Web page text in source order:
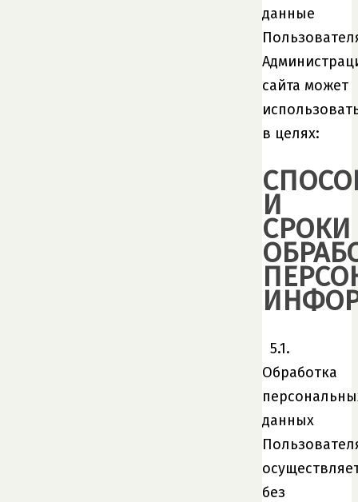
данные
сайта может
в целях:
И
СРОКИ
5.1.
Обработка
данных
без